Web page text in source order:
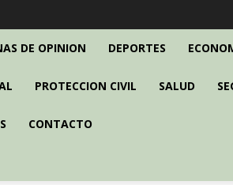
DE OPINION DEPORTES
PROTECCION CIVIL SALUD
CONTACTO